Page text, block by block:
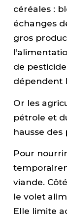
céréales :
échanges
gros
de
dépendent
Or les
pétrole et
hausse des
Pour
viande.
le volet
Elle limite